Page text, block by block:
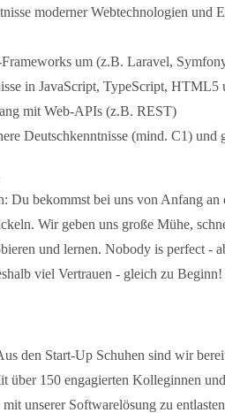
moderner Webtechnologien
um (z.B. Laravel,
in JavaScript, TypeScript, HTML5
mit Web-APIs (z.B. REST)
Deutschkenntnisse (mind. C1) und
Du bekommst bei uns von Anfang
Wir geben uns große Mühe,
und lernen. Nobody is perfect -
viel Vertrauen - gleich zu
den Start-Up Schuhen sind wir
150 engagierten Kolleginnen
unserer Softwarelösung zu